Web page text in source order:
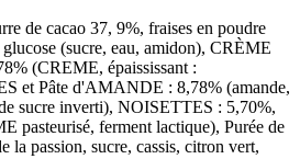
de cacao 37, 9%, fraises en poudre
(sucre, eau, amidon), CRÈME
(CREME, épaississant :
et Pâte d'AMANDE : 8,78% (amande,
sucre inverti), NOISETTES : 5,70%,
pasteurisé, ferment lactique), Purée de
passion, sucre, cassis, citron vert,